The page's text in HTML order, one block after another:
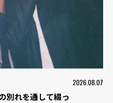
2026.08.07
別れを通して綴っ